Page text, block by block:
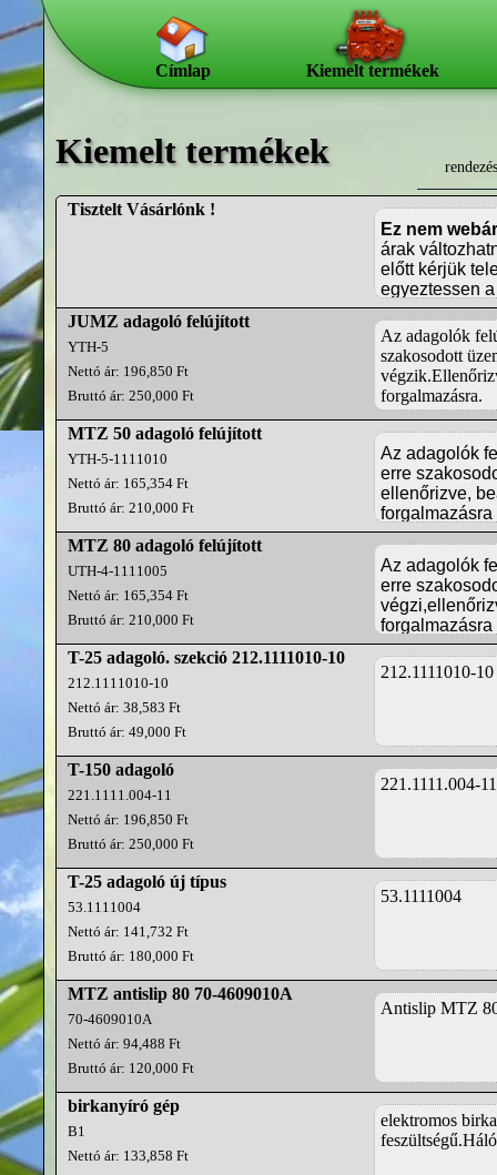
Címlap Kiemelt termékek
Kiemelt termékek
Ez nem
árak
előtt kérjük
egyeztessen
Tisztelt Vásárlónk !
Az adagolók
szakosodott
forgalmazásra.
JUMZ adagoló felújított
YTH-5
Nettó ár: 196,850 Ft
Bruttó ár: 250,000 Ft
Az adagolók
erre
ellenőrizve,
forgalmazásra
MTZ 50 adagoló felújított
YTH-5-1111010
Nettó ár: 165,354 Ft
Bruttó ár: 210,000 Ft
Az adagolók
erre
forgalmazásra
MTZ 80 adagoló felújított
UTH-4-1111005
Nettó ár: 165,354 Ft
Bruttó ár: 210,000 Ft
212.1111010-10
T-25 adagoló. szekció 212.1111010-10
212.1111010-10
Nettó ár: 38,583 Ft
Bruttó ár: 49,000 Ft
221.1111.004-11
T-150 adagoló
221.1111.004-11
Nettó ár: 196,850 Ft
Bruttó ár: 250,000 Ft
53.1111004
T-25 adagoló új típus
53.1111004
Nettó ár: 141,732 Ft
Bruttó ár: 180,000 Ft
Antislip MTZ
MTZ antislip 80 70-4609010A
70-4609010A
Nettó ár: 94,488 Ft
Bruttó ár: 120,000 Ft
elektromos
birkanyíró gép
B1
Nettó ár: 133,858 Ft